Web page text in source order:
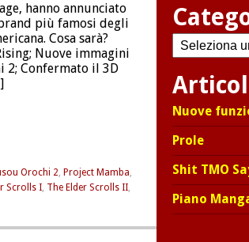
hanno annunciato
più famosi degli
Cosa sarà?
Nuove immagini
2; Confermato il 3D
Orochi 2, Project Mamba,
Scrolls I, The Elder Scrolls II,
Categorie
Nuove
Prole
Shit TMO
Piano